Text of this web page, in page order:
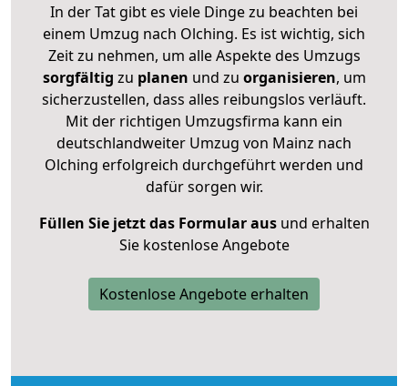
In der Tat gibt es viele Dinge zu beachten bei
einem Umzug nach Olching. Es ist wichtig, sich
Zeit zu nehmen, um alle Aspekte des Umzugs
sorgfältig zu planen und zu organisieren, um
sicherzustellen, dass alles reibungslos verläuft.
Mit der richtigen Umzugsfirma kann ein
deutschlandweiter Umzug von Mainz nach
Olching erfolgreich durchgeführt werden und
dafür sorgen wir.
Füllen Sie jetzt das Formular ausund erhalten
Sie kostenlose Angebote
Kostenlose Angebote erhalten